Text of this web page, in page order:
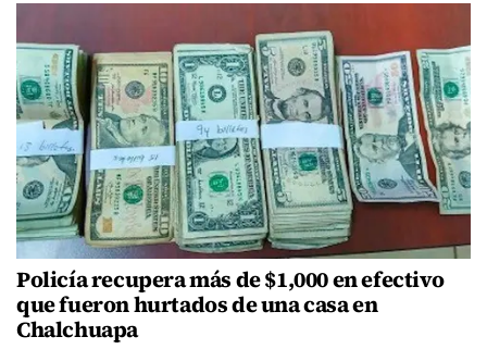
Policía recupera más de $1,000 en efectivo
que fueron hurtados de una casa en
Chalchuapa